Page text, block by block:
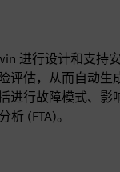
进行设计和支持
评估，从而自动生
进行故障模式、影
析 (FTA)。